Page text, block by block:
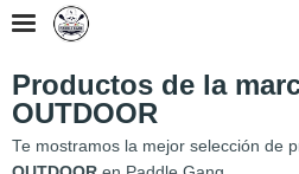
Productos de la
OUTDOOR
Te mostramos la mejor selección de